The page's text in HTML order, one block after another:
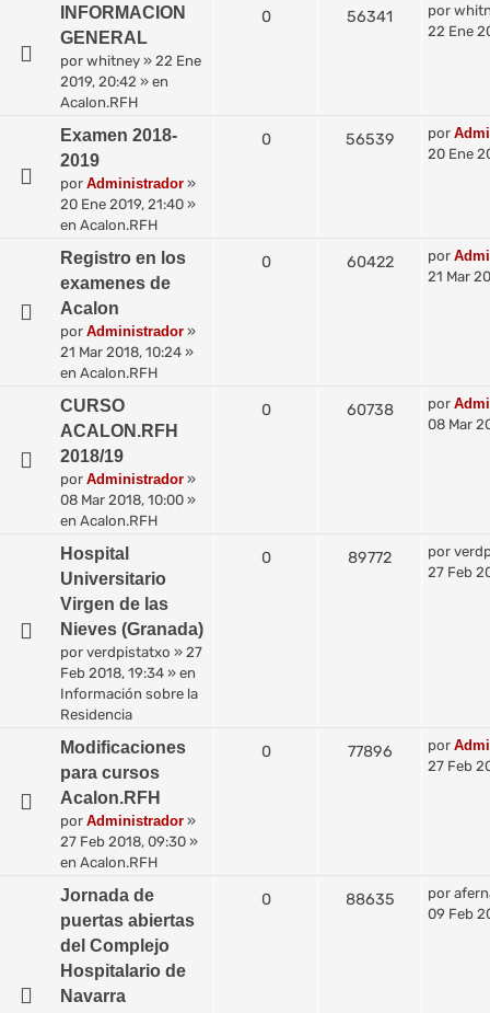
INFORMACION
GENERAL
por whitney » 22 Ene
2019, 20:42 » en
Acalon.RFH
0 56341 por
22 Ene
Examen 2018-
2019
por Administrador »
20 Ene 2019, 21:40 »
en Acalon.RFH
0 56539 por
20 Ene
Registro en los
examenes de
Acalon
por Administrador »
21 Mar 2018, 10:24 »
en Acalon.RFH
0 60422 por
21 Mar
CURSO
ACALON.RFH
2018/19
por Administrador »
08 Mar 2018, 10:00 »
en Acalon.RFH
0 60738 por
08 Mar
Hospital
Universitario
Virgen de las
Nieves (Granada)
por verdpistatxo » 27
Feb 2018, 19:34 » en
Información sobre la
Residencia
0 89772 por
27 Feb
Modificaciones
para cursos
Acalon.RFH
por Administrador »
27 Feb 2018, 09:30 »
en Acalon.RFH
0 77896 por
27 Feb
Jornada de
puertas abiertas
del Complejo
Hospitalario de
Navarra
0 88635 por
09 Feb